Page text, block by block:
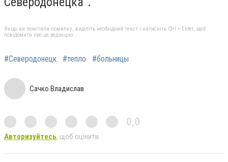
Якщо ви помітили помилку, виділіть необхідний текст і натисніть Ctrl + Enter, щоб
повідомити про це редакцію
#Северодонецк #тепло #больницы
Сачко Владислав
0,0
Авторизуйтесь, щоб оцінити